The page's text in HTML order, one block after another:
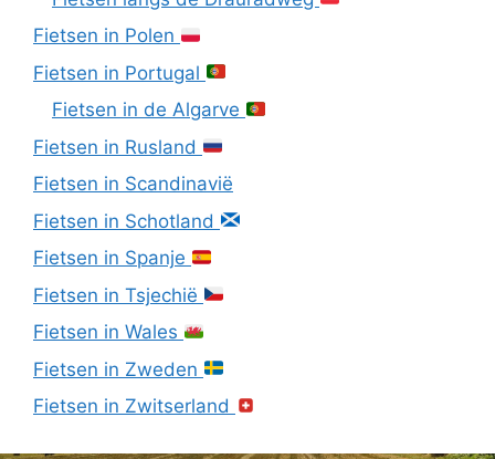
Fietsen in Polen
Fietsen in Portugal
Fietsen in de Algarve
Fietsen in Rusland
Fietsen in Scandinavië
Fietsen in Schotland
Fietsen in Spanje
Fietsen in Tsjechië
Fietsen in Wales
Fietsen in Zweden
Fietsen in Zwitserland